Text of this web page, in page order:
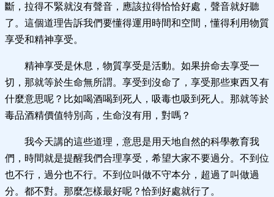
斷，拉得不緊就沒有聲音，應該拉得恰恰好處，聲音就好聽
了。這個道理告訴我們要懂得運用時間和空間，懂得利用物質
享受和精神享受。
精神享受是休息，物質享受是活動。如果拚命去享受一
切，那就等於生命無所謂。享受到沒命了，享受那些東西又有
什麼意思呢？比如喝酒喝到死人，吸毒也吸到死人。那就等於
毒品酒精價值特別高，生命沒有用，對嗎？
我今天講的這些道理，意思是用天地自然的科學教育我
們，時間就是提醒我們合理享受，希望大家不要過分。不到位
也不行，過分也不行。不到位叫做不守本分，超過了叫做過
分。都不對。那麼怎樣最好呢？恰到好處就行了。